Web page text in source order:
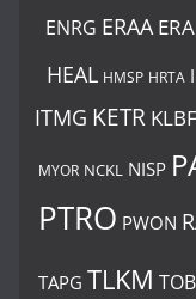
ENRG ERAA
HEAL HMSP HRTA
ITMG KETR KLBF
MYOR NCKL NISP
PTRO PWON
TAPG TLKM